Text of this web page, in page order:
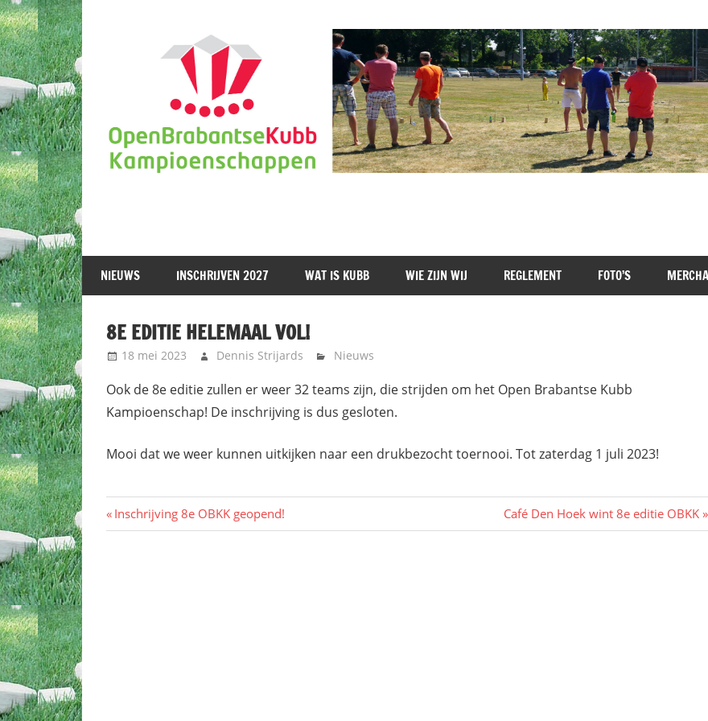
Ga
naar
de
inhoud
NIEUWS INSCHRIJVEN 2027 WAT IS KUBB WIE ZIJN WIJ REGLEMENT FOTO’S
8E EDITIE HELEMAAL VOL!
18 mei 2023 Dennis Strijards Nieuws
Ook de 8e editie zullen er weer 32 teams zijn, die strijden om het Open Brabantse Kubb
Kampioenschap! De inschrijving is dus gesloten.
Mooi dat we weer kunnen uitkijken naar een drukbezocht toernooi. Tot zaterdag 1 juli 2023!
Bericht
Vorig
bericht:
Inschrijving 8e OBKK geopend!
Volgend
bericht:
Café Den Hoek wint 8e editie OBKK